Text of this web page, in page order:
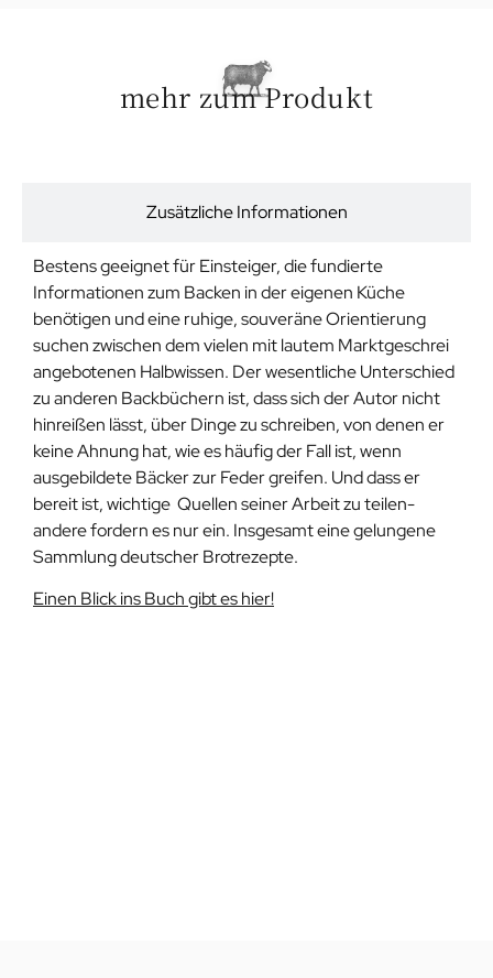
mehr zum Produkt
Zusätzliche Informationen
Bestens geeignet für Einsteiger, die fundierte
Informationen zum Backen in der eigenen Küche
benötigen und eine ruhige, souveräne Orientierung
suchen zwischen dem vielen mit lautem Marktgeschrei
angebotenen Halbwissen. Der wesentliche Unterschied
zu anderen Backbüchern ist, dass sich der Autor nicht
hinreißen lässt, über Dinge zu schreiben, von denen er
keine Ahnung hat, wie es häufig der Fall ist, wenn
ausgebildete Bäcker zur Feder greifen. Und dass er
bereit ist, wichtige Quellen seiner Arbeit zu teilen-
andere fordern es nur ein. Insgesamt eine gelungene
Sammlung deutscher Brotrezepte.
Einen Blick ins Buch gibt es hier!